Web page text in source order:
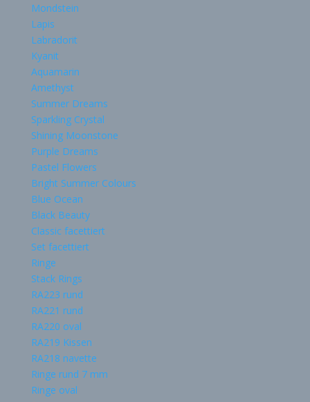
Mondstein
Lapis
Labradorit
Kyanit
Aquamarin
Amethyst
Summer Dreams
Sparkling Crystal
Shining Moonstone
Purple Dreams
Pastel Flowers
Bright Summer Colours
Blue Ocean
Black Beauty
Classic facettiert
Set facettiert
Ringe
Stack Rings
RA223 rund
RA221 rund
RA220 oval
RA219 Kissen
RA218 navette
Ringe rund 7 mm
Ringe oval